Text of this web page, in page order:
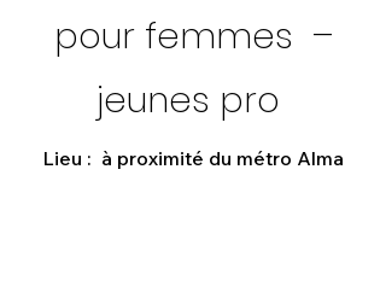
pour femmes –
jeunes pro
Lieu : à proximité du métro Alma